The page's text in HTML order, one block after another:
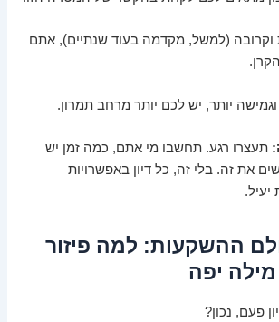
(למשל, מקדמה בעוד שנתיים), אתם
יותר, יש לכם יותר מרחב תמרון.
תעצרו רגע. תחשבו מי אתם, כמה זמן יש
את זה. בלי זה, כל דיון באפשרויות
ההשקעות: למה פיזור
יפה
פעם, נכון?